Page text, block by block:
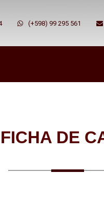
(+598) 99 295 561
FICHA DE